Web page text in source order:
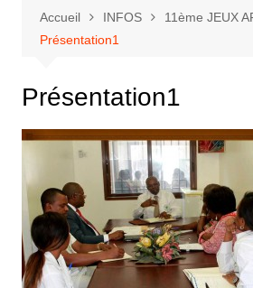
Accueil INFOS
11ème JEUX
Présentation1
Présentation1